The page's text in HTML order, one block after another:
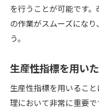
を行うことが可能です
の作業がスムーズにな
う。
生産性指標を用い
生産性指標を用いるこ
理において非常に重要